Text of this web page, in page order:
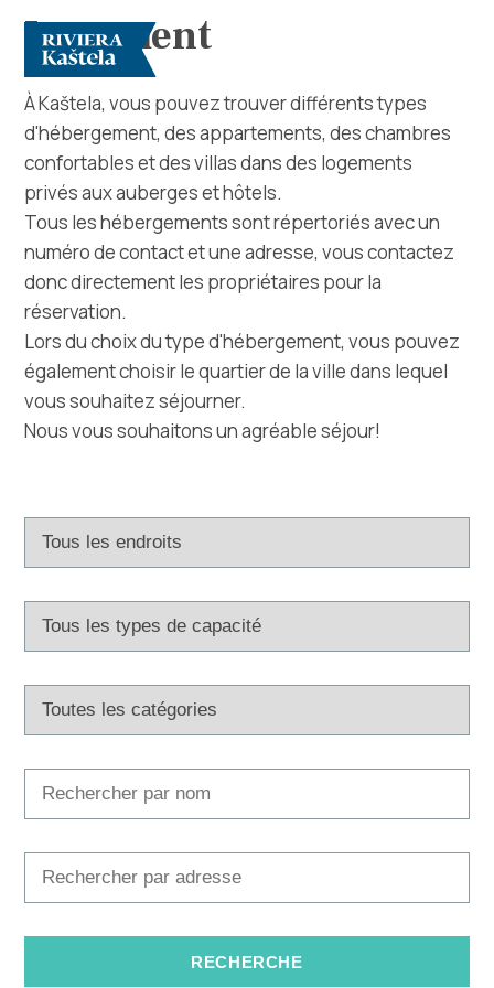
Rechercher
Destination
Que faire
Infos
Office de tourisme
Safe in Dalmatia
fr
info@kastela-info.hr
21216 Kaštel Stari, Hrvatska
Logement
À Kaštela, vous pouvez trouver différents types
d'hébergement, des appartements, des chambres
confortables et des villas dans des logements
privés aux auberges et hôtels.
Tous les hébergements sont répertoriés avec un
numéro de contact et une adresse, vous contactez
donc directement les propriétaires pour la
réservation.
Lors du choix du type d'hébergement, vous pouvez
également choisir le quartier de la ville dans lequel
vous souhaitez séjourner.
Nous vous souhaitons un agréable séjour!